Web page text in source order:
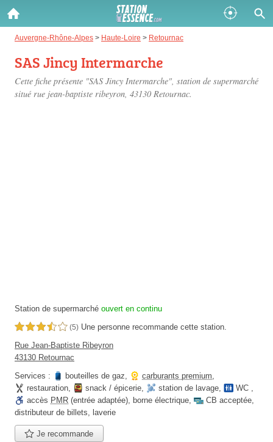
Auvergne-Rhône-Alpes > Haute-Loire > Retournac
SAS Jincy Intermarche
Cette fiche présente "SAS Jincy Intermarche", station de supermarché
situé rue jean-baptiste ribeyron, 43130 Retournac.
Station de supermarché ouvert en continu
3,5 étoiles sur 5 (5) Une personne recommande cette station.
Rue Jean-Baptiste Ribeyron
43130 Retournac
Services :
bouteilles de gaz, carburants premium,
restauration, snack / épicerie, station de lavage, WC ,
accès PMR (entrée adaptée), borne électrique, CB acceptée,
distributeur de billets, laverie
Je recommande
Gazole :
Disponible
SP 98 :